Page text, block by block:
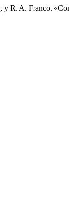
y R. A. Franco.